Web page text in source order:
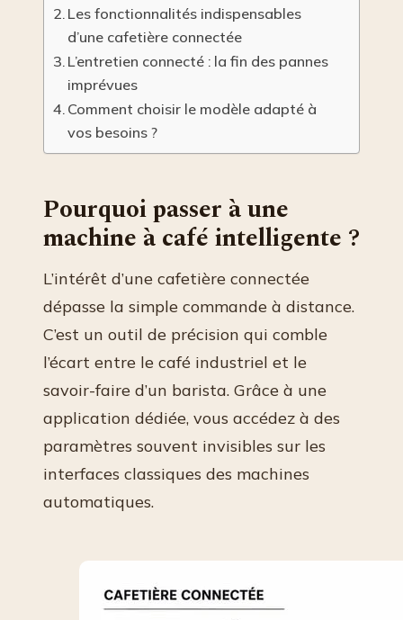
Les fonctionnalités indispensables
d’une cafetière connectée
L’entretien connecté : la fin des pannes
imprévues
Comment choisir le modèle adapté à
vos besoins ?
Pourquoi passer à une
machine à café intelligente ?
L’intérêt d’une cafetière connectée
dépasse la simple commande à distance.
C’est un outil de précision qui comble
l’écart entre le café industriel et le
savoir-faire d’un barista. Grâce à une
application dédiée, vous accédez à des
paramètres souvent invisibles sur les
interfaces classiques des machines
automatiques.